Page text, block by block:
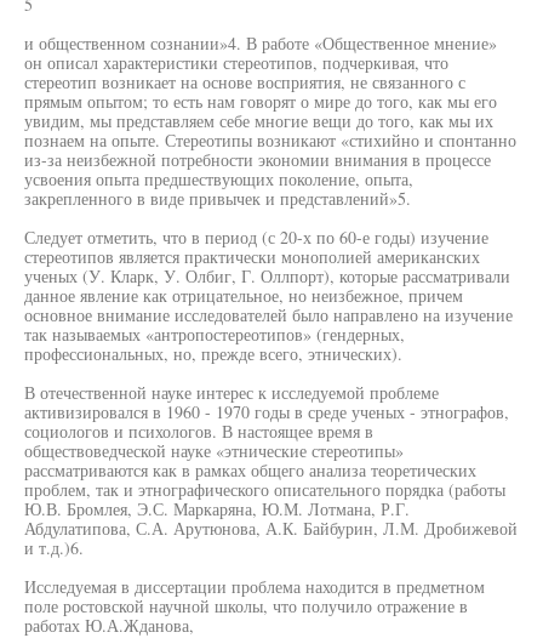
и общественном сознании»4. В работе «Общественное мнение»
он описал характеристики стереотипов, подчеркивая, что
стереотип возникает на основе восприятия, не связанного с
прямым опытом; то есть нам говорят о мире до того, как мы его
увидим, мы представляем себе многие вещи до того, как мы их
познаем на опыте. Стереотипы возникают «стихийно и спонтанно
из-за неизбежной потребности экономии внимания в процессе
усвоения опыта предшествующих поколение, опыта,
закрепленного в виде привычек и представлений»5.
Следует отметить, что в период (с 20-х по 60-е годы) изучение
стереотипов является практически монополией американских
ученых (У. Кларк, У. Олбиг, Г. Оллпорт), которые рассматривали
данное явление как отрицательное, но неизбежное, причем
основное внимание исследователей было направлено на изучение
так называемых «антропостереотипов» (гендерных,
профессиональных, но, прежде всего, этнических).
В отечественной науке интерес к исследуемой проблеме
активизировался в 1960 - 1970 годы в среде ученых - этнографов,
социологов и психологов. В настоящее время в
обществоведческой науке «этнические стереотипы»
рассматриваются как в рамках общего анализа теоретических
проблем, так и этнографического описательного порядка (работы
Ю.В. Бромлея, Э.С. Маркаряна, Ю.М. Лотмана, Р.Г.
Абдулатипова, С.А. Арутюнова, А.К. Байбурин, Л.М. Дробижевой
и т.д.)6.
Исследуемая в диссертации проблема находится в предметном
поле ростовской научной школы, что получило отражение в
работах Ю.А.Жданова,